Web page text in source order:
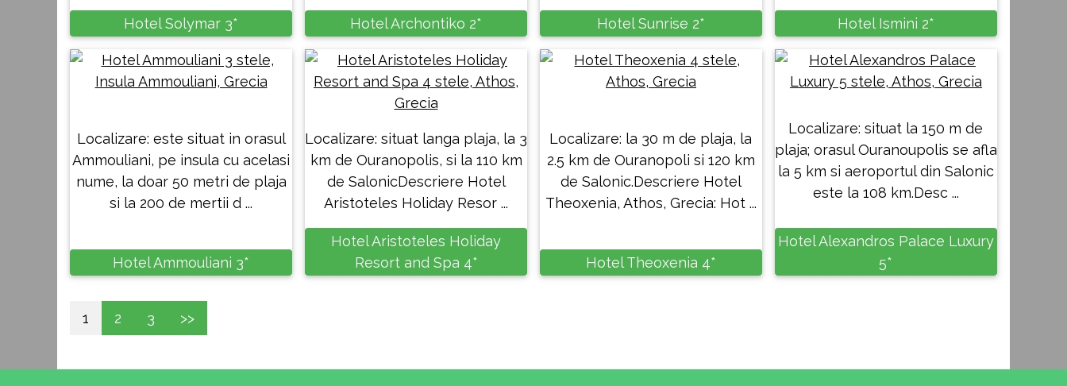
Hotel Solymar 3* Hotel Archontiko 2* Hotel Sunrise 2* Hotel Ismini 2*
Localizare: este situat in orasul
Ammouliani, pe insula cu acelasi
nume, la doar 50 metri de plaja
si la 200 de mertii d ...
Hotel Ammouliani 3*
Localizare: situat langa plaja, la 3
km de Ouranopolis, si la 110 km
de SalonicDescriere Hotel
Aristoteles Holiday Resor ...
Hotel Aristoteles Holiday
Resort and Spa 4*
Localizare: la 30 m de plaja, la
2.5 km de Ouranopoli si 120 km
de Salonic.Descriere Hotel
Theoxenia, Athos, Grecia: Hot ...
Hotel Theoxenia 4*
Localizare: situat la 150 m de
plaja; orasul Ouranoupolis se afla
la 5 km si aeroportul din Salonic
este la 108 km.Desc ...
Hotel Alexandros Palace Luxury
5*
1 2 3 >>